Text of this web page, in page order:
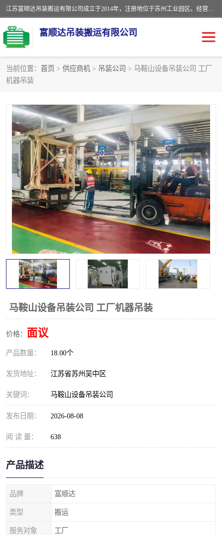
江苏富顺达吊装搬运有限公司成立于2014年，注册地位于苏州工业园区。经营范围包括起重吊装、搬运装卸服务；叉车、吊车租赁；水电安装；机电工程施工及维护；机电设备安装；家政服务、保洁服务。苏州搬运公司，苏州叉车出租，苏州吊车出租，苏州工厂设备搬运，专业设备吊装服务。
富顺达吊装搬运有限公司
当前位置： 首页 > 供应商机 > 吊装公司 > 马鞍山设备吊装公司 工厂
机器吊装
马鞍山设备吊装公司 工厂机器吊装
价格： 面议
产品数量： 18.00个
发货地址： 江苏省苏州吴中区
关键词： 马鞍山设备吊装公司
发布日期： 2026-08-08
阅 读 量： 638
产品描述
品牌 富顺达
类型 搬运
服务对象 工厂
苏州设备搬运吊装服务
工厂搬迁公司 设备包装
设备定位移位 起重吊装
设备搬运 吊装公司
工厂设备搬运 专业设备吊装服务
吊车出租租赁服务 叉车出租租赁服务